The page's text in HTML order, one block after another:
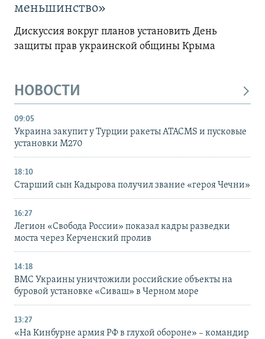
меньшинство»
Дискуссия вокруг планов установить День
защиты прав украинской общины Крыма
НОВОСТИ
09:05
Украина закупит у Турции ракеты ATACMS и пусковые
установки M270
18:10
Старший сын Кадырова получил звание «героя Чечни»
16:27
Легион «Свобода России» показал кадры разведки
моста через Керченский пролив
14:18
ВМС Украины уничтожили российские объекты на
буровой установке «Сиваш» в Черном море
13:27
«На Кинбурне армия РФ в глухой обороне» – командир